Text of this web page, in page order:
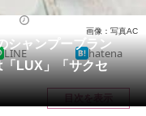
シャンプーブラン
LUX」「サクセ
画像：写真AC
LINE hatena
目次を表示